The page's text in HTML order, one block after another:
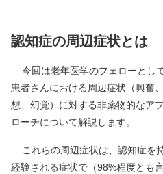
認知症の周辺症状とは
今回は老年医学のフェローとし
患者さんにおける周辺症状（興奮
想、幻覚）に対する非薬物的なア
ローチについて解説します。
これらの周辺症状は、認知症を
経験される症状で（98%程度とも